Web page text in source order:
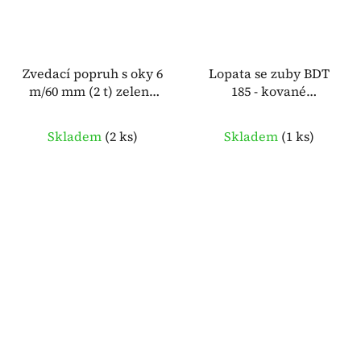
Zvedací popruh s oky 6
m/60 mm (2 t) zelený
Skladem (2 ks)
Lopata se zuby BDT
185 - kované
Skladem (1 ks)